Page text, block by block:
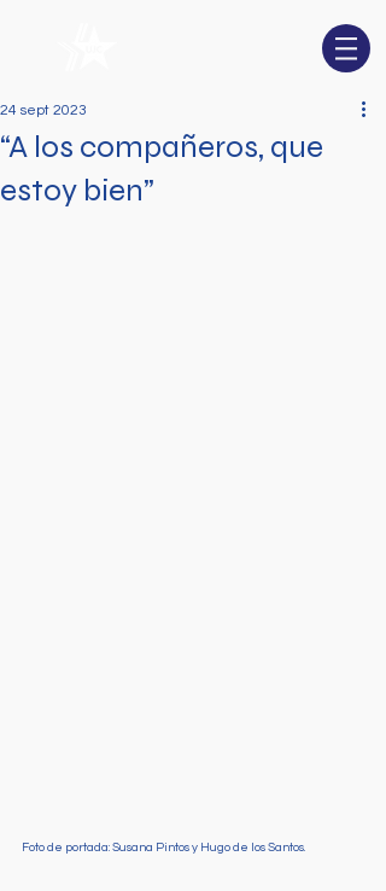
“A los compañeros, que
estoy bien”
24 sept 2023
Foto de portada: Susana Pintos y Hugo de los Santos.